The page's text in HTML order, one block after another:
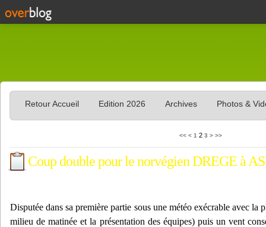
Retour Accueil Edition 2026 Archives Photos &
<< < 1 2 3 > >>
Coup double pour le norvégien DREGE à
Disputée dans sa première partie sous une météo exécrable avec la
milieu de matinée et la présentation des équipes) puis un vent